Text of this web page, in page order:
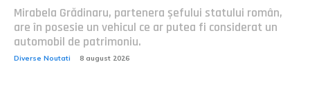
Mirabela Grădinaru, partenera șefului statului român,
are în posesie un vehicul ce ar putea fi considerat un
automobil de patrimoniu.
Diverse Noutati 8 august 2026